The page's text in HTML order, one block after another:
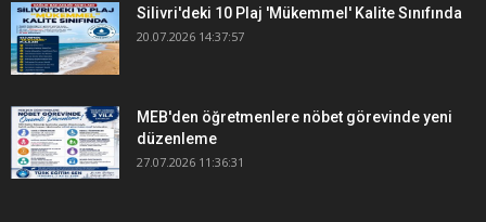
Silivri'deki 10 Plaj 'Mükemmel' Kalite Sınıfında
20.07.2026 14:37:57
MEB'den öğretmenlere nöbet görevinde yeni
düzenleme
27.07.2026 11:36:31